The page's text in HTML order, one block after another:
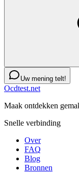
Uw mening telt!
Ocdtest.net
Maak ontdekken
Snelle verbinding
Over
FAQ
Blog
Bronnen